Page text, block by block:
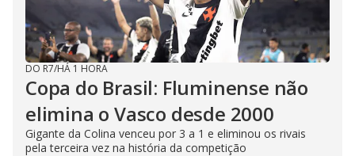
DO R7/HÁ 1 HORA
Copa do Brasil: Fluminense não
elimina o Vasco desde 2000
Gigante da Colina venceu por 3 a 1 e eliminou os rivais
pela terceira vez na história da competição